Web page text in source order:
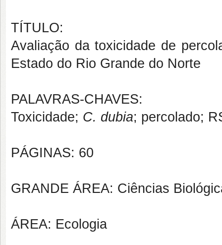
TÍTULO:
Avaliação da toxicidade de
Estado do Rio Grande do Norte
PALAVRAS-CHAVES:
Toxicidade; C. dubia; percolado;
PÁGINAS: 60
GRANDE ÁREA: Ciências
ÁREA: Ecologia